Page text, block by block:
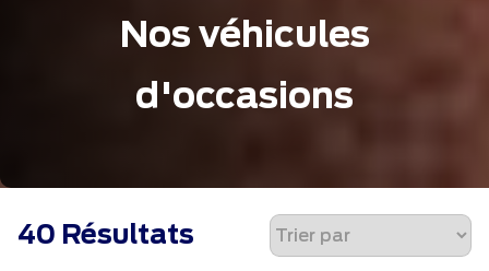
Nos véhicules
d'occasions
40 Résultats